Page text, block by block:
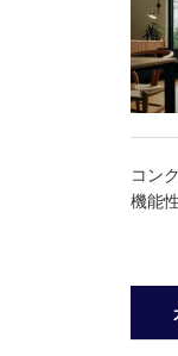
コン
機能